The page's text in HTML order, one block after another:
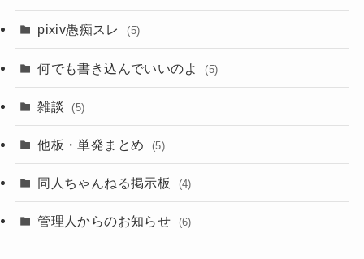
pixiv愚痴スレ (5)
何でも書き込んでいいのよ (5)
雑談 (5)
他板・単発まとめ (5)
同人ちゃんねる掲示板 (4)
管理人からのお知らせ (6)